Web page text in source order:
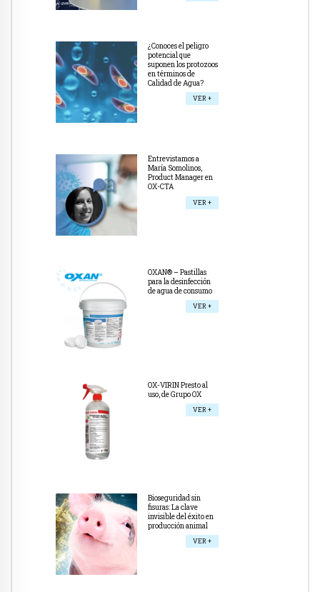
¿Conoces el peligro
potencial que
suponen los protozoos
en términos de
Calidad de Agua?
VER +
Entrevistamos a
María Somolinos,
Product Manager en
OX-CTA
VER +
OXAN® – Pastillas
para la desinfección
de agua de consumo
VER +
OX-VIRIN Presto al
uso, de Grupo OX
VER +
Bioseguridad sin
fisuras: La clave
invisible del éxito en
producción animal
VER +